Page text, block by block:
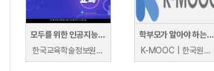
모두를 위한 인공지능 교육
한국교육학술정보원 | 한국교육학술정보원
학부모가 알아야 하는 인공지능 교육의 이해
K-MOOC | 한국원격대학협의회 AI융합교육원 이성태